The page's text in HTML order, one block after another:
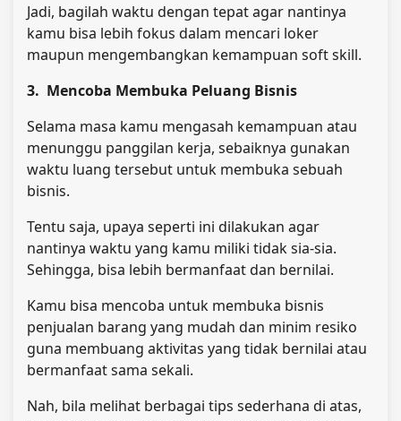
Jadi, bagilah waktu dengan tepat agar nantinya
kamu bisa lebih fokus dalam mencari loker
maupun mengembangkan kemampuan soft skill.
3. Mencoba Membuka Peluang Bisnis
Selama masa kamu mengasah kemampuan atau
menunggu panggilan kerja, sebaiknya gunakan
waktu luang tersebut untuk membuka sebuah
bisnis.
Tentu saja, upaya seperti ini dilakukan agar
nantinya waktu yang kamu miliki tidak sia-sia.
Sehingga, bisa lebih bermanfaat dan bernilai.
Kamu bisa mencoba untuk membuka bisnis
penjualan barang yang mudah dan minim resiko
guna membuang aktivitas yang tidak bernilai atau
bermanfaat sama sekali.
Nah, bila melihat berbagai tips sederhana di atas,